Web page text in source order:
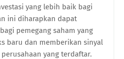
yang lebih baik bagi
ini diharapkan dapat
pemegang saham yang
baru dan memberikan sinyal
yang terdaftar.